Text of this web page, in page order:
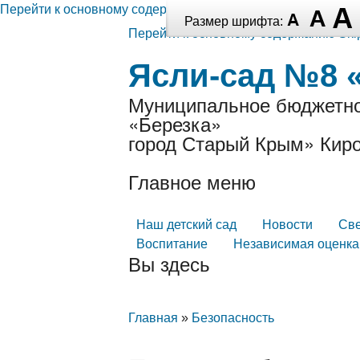
Перейти к основному содержанию
Размер шрифта:
Перейти к основному содержанию
Ясли-сад №8
Муниципальное
«Березка»
город Старый Крым»
Главное меню
Наш детский сад Новости
Воспитание
Независимая
Вы здесь
Главная » Безопасность